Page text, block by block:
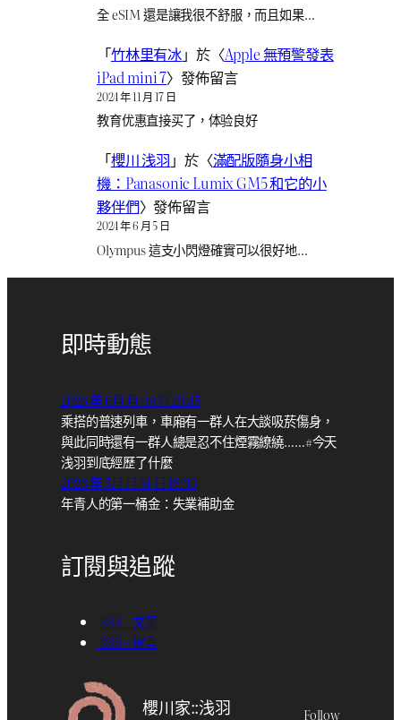
全 eSIM 還是讓我很不舒服，而且如果…
「竹林里有冰」於〈Apple 無預警發表
iPad mini 7〉發佈留言
2024 年 11 月 17 日
教育优惠直接买了，体验良好
「櫻川 浅羽 」於〈滿配版隨身小相
機：Panasonic Lumix GM5 和它的小
夥伴們〉發佈留言
2024 年 6 月 5 日
Olympus 這支小閃燈確實可以很好地…
即時動態
2026 年 6月 月 09 日 23:45
乘搭的普速列車，車廂有一群人在大談吸菸傷身，
與此同時還有一群人總是忍不住煙霧繚繞……#今天
浅羽到底經歷了什麼
2026 年 5月 月 14 日 18:30
年青人的第一桶金：失業補助金
訂閱與追蹤
RSS – 文章
RSS – 留言
櫻川家::浅羽 Follow